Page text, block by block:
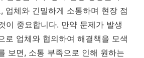
업체와 긴밀하게 소통하며 현장 점
이 중요합니다. 만약 문제가 발생
로 업체와 협의하여 해결책을 모색
보면, 소통 부족으로 인해 원하는